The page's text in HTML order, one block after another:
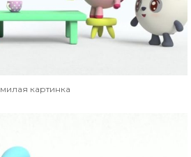
милая картинка